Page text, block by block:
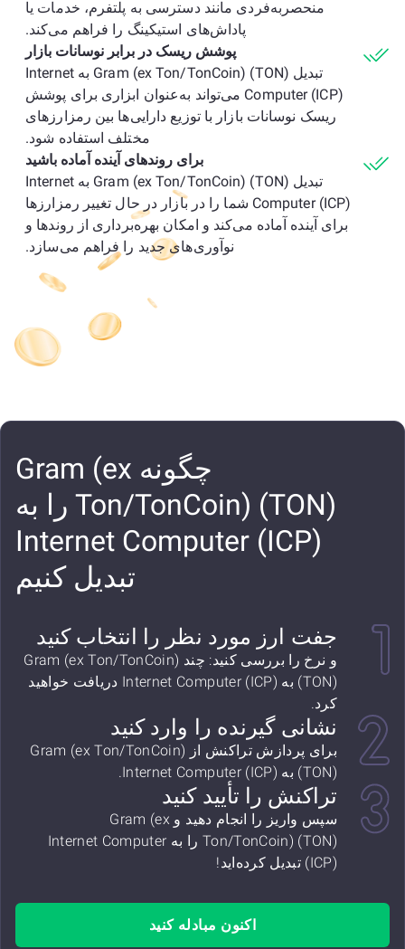
منحصربه‌فردی مانند دسترسی به پلتفرم، خدمات یا
پاداش‌های استیکینگ را فراهم می‌کند.
پوشش ریسک در برابر نوسانات بازار
تبدیل Gram (ex Ton/TonCoin) (TON) به Internet
Computer (ICP) می‌تواند به‌عنوان ابزاری برای پوشش
ریسک نوسانات بازار با توزیع دارایی‌ها بین رمزارزهای
مختلف استفاده شود.
برای روندهای آینده آماده باشید
تبدیل Gram (ex Ton/TonCoin) (TON) به Internet
Computer (ICP) شما را در بازار در حال تغییر رمزارزها
برای آینده آماده می‌کند و امکان بهره‌برداری از روندها و
نوآوری‌های جدید را فراهم می‌سازد.
چگونه Gram (ex
Ton/TonCoin) (TON) را به
Internet Computer (ICP)
تبدیل کنیم
جفت ارز مورد نظر را انتخاب کنید
و نرخ را بررسی کنید: چند Gram (ex Ton/TonCoin)
(TON) به Internet Computer (ICP) دریافت خواهید
کرد.
نشانی گیرنده را وارد کنید
برای پردازش تراکنش از Gram (ex Ton/TonCoin)
(TON) به Internet Computer (ICP).
تراکنش را تأیید کنید
سپس واریز را انجام دهید و Gram (ex
Ton/TonCoin) (TON) را به Internet Computer
(ICP) تبدیل کرده‌اید!
اکنون مبادله کنید